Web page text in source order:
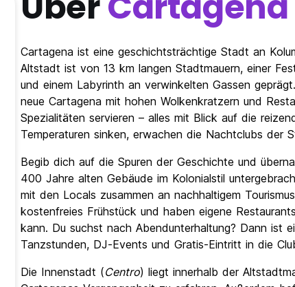
Cartagena ist eine geschichtsträchtige Stadt an
Altstadt ist von 13 km langen Stadtmauern, einer
und einem Labyrinth an verwinkelten Gassen
neue Cartagena mit hohen Wolkenkratzern und
Spezialitäten servieren – alles mit Blick auf die
Temperaturen sinken, erwachen die Nachtclubs der
Begib dich auf die Spuren der Geschichte und
400 Jahre alten Gebäude im Kolonialstil
mit den Locals zusammen an nachhaltigem
kostenfreies Frühstück und haben eigene
kann. Du suchst nach Abendunterhaltung? Dann ist
Tanzstunden, DJ-Events und Gratis-Eintritt in die
Die Innenstadt (Centro) liegt innerhalb der